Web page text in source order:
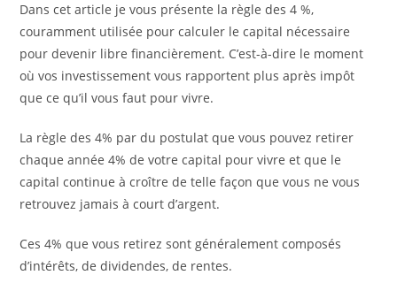
Dans cet article je vous présente la règle des 4 %,
couramment utilisée pour calculer le capital nécessaire
pour devenir libre financièrement. C’est-à-dire le moment
où vos investissement vous rapportent plus après impôt
que ce qu’il vous faut pour vivre.
La règle des 4% par du postulat que vous pouvez retirer
chaque année 4% de votre capital pour vivre et que le
capital continue à croître de telle façon que vous ne vous
retrouvez jamais à court d’argent.
Ces 4% que vous retirez sont généralement composés
d’intérêts, de dividendes, de rentes.